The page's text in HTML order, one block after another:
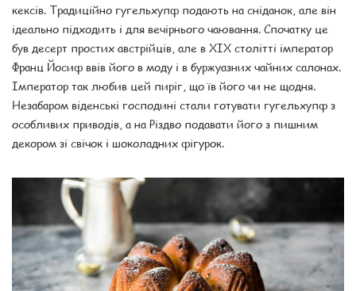
кексів. Традиційно гугельхупф подають на сніданок, але він
ідеально підходить і для вечірнього чаювання. Спочатку це
був десерт простих австрійців, але в XIX столітті імператор
Франц Йосиф ввів його в моду і в буржуазних чайних салонах.
Імператор так любив цей пиріг, що їв його чи не щодня.
Незабаром віденські господині стали готувати гугельхупф з
особливих приводів, а на Різдво подавати його з пишним
декором зі свічок і шоколадних фігурок.